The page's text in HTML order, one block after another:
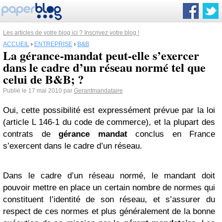
Les articles de votre blog ici ? Inscrivez votre blog !
ACCUEIL › ENTREPRISE › B&B
La gérance-mandat peut-elle s’exercer
dans le cadre d’un réseau normé tel que
celui de B&B; ?
Publié le 17 mai 2010 par Gerantmandataire
Oui, cette possibilité est expressément prévue par la loi
(article L 146-1 du code de commerce), et la plupart des
contrats de gérance mandat conclus en France
s’exercent dans le cadre d’un réseau.
Dans le cadre d’un réseau normé, le mandant doit
pouvoir mettre en place un certain nombre de normes qui
constituent l’identité de son réseau, et s’assurer du
respect de ces normes et plus généralement de la bonne